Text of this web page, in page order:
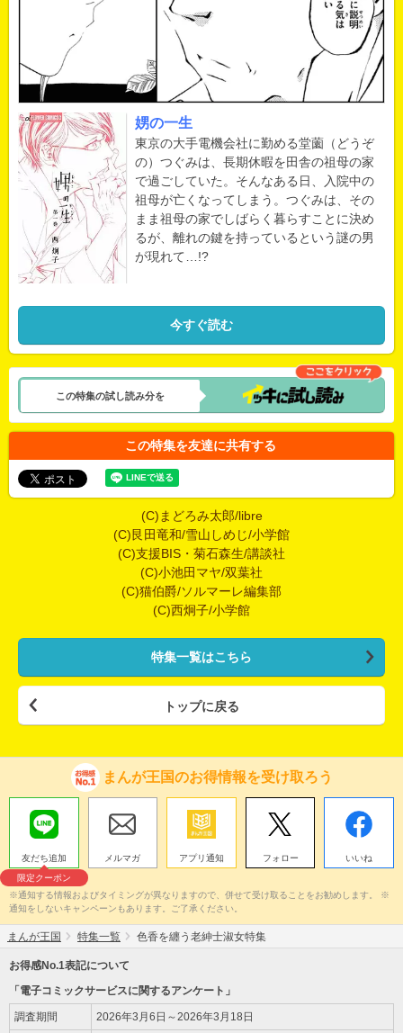
娚の一生
東京の大手電機会社に勤める堂薗（どうぞ
の）つぐみは、長期休暇を田舎の祖母の家
で過ごしていた。そんなある日、入院中の
祖母が亡くなってしまう。つぐみは、その
まま祖母の家でしばらく暮らすことに決め
るが、離れの鍵を持っているという謎の男
が現れて…!?
今すぐ読む
この特集の試し読み分を
この特集を友達に共有する
(C)まどろみ太郎/libre
(C)艮田竜和/雪山しめじ/小学館
(C)支援BIS・菊石森生/講談社
(C)小池田マヤ/双葉社
(C)猫伯爵/ソルマーレ編集部
(C)西炯子/小学館
特集一覧はこちら
トップに戻る
まんが王国のお得情報を受け取ろう
友だち追加
限定クーポン
メルマガ アプリ通知 フォロー いいね
※通知する情報およびタイミングが異なりますので、併せて受け取ることをお勧めします。 ※
通知をしないキャンペーンもあります。ご了承ください。
まんが王国 特集一覧 色香を纏う老紳士淑女特集
お得感No.1表記について
「電子コミックサービスに関するアンケート」
調査期間 2026年3月6日～2026年3月18日